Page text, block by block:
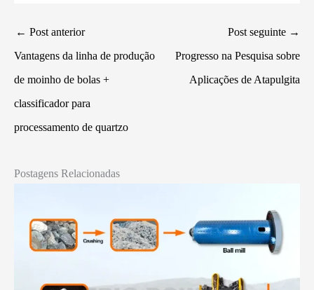
← Post anterior
Vantagens da linha de produção
de moinho de bolas +
classificador para
processamento de quartzo
Post seguinte →
Progresso na Pesquisa sobre
Aplicações de Atapulgita
Postagens Relacionadas